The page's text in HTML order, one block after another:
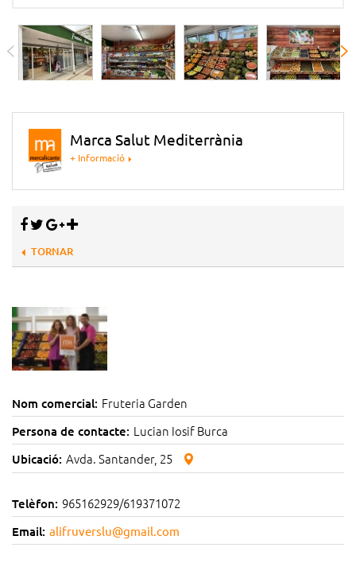
Marca Salut Mediterrània
+ Informació
TORNAR
Nom comercial: Fruteria Garden
Persona de contacte: Lucian Iosif Burca
Ubicació: Avda. Santander, 25
Telèfon: 965162929/619371072
Email: alifruverslu@gmail.com